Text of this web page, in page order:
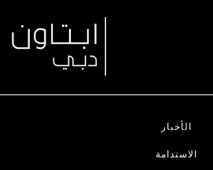
الأخبار
الاستدامة